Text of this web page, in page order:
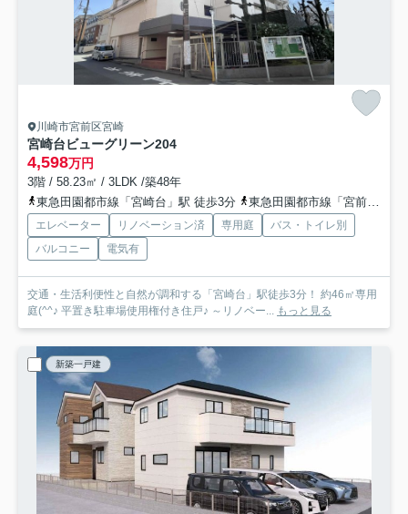
川崎市宮前区宮崎
宮崎台ビューグリーン204
4,598万円
3階 / 58.23㎡ / 3LDK /築48年
東急田園都市線「宮崎台」駅 徒歩3分
東急田園都市線「宮前平」駅 徒歩12分
エレベーター リノベーション済 専用庭
バス・トイレ別
バルコニー
電気有
交通・生活利便性と自然が調和する「宮崎台」駅徒歩3分！ 約46㎡専用
庭(^^♪ 平置き駐車場使用権付き住戸♪ ～リノベー...
もっと見る
新築一戸建